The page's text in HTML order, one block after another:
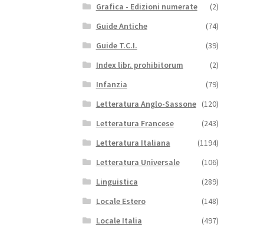
Grafica - Edizioni numerate
(2)
Guide Antiche
(74)
Guide T.C.I.
(39)
Index libr. prohibitorum
(2)
Infanzia
(79)
Letteratura Anglo-Sassone (120)
Letteratura Francese
(243)
Letteratura Italiana
(1194)
Letteratura Universale
(106)
Linguistica
(289)
Locale Estero
(148)
Locale Italia
(497)